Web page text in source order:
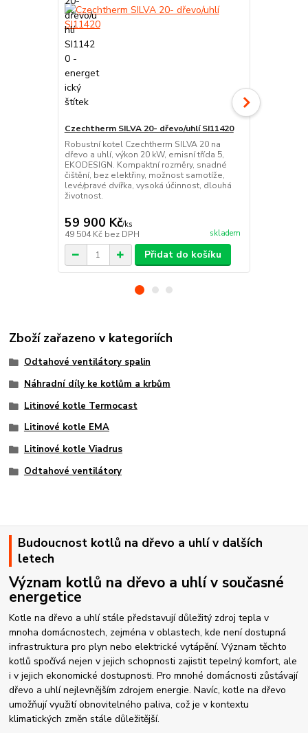
Czechtherm SILVA 20- dřevo/uhlí SI11420
Robustní kotel Czechtherm SILVA 20 na
dřevo a uhlí, výkon 20 kW, emisní třída 5,
EKODESIGN. Kompaktní rozměry, snadné
čištění, bez elektřiny, možnost samotíže,
levé/pravé dvířka, vysoká účinnost, dlouhá
životnost.
59 900 Kč/ks
49 504 Kč bez DPH skladem
Přidat do košíku
Zboží zařazeno v kategoriích
Odtahové ventilátory spalin
Náhradní díly ke kotlům a krbům
Litinové kotle Termocast
Litinové kotle EMA
Litinové kotle Viadrus
Odtahové ventilátory
Budoucnost kotlů na dřevo a uhlí v dalších
letech
Význam kotlů na dřevo a uhlí v současné
energetice
Kotle na dřevo a uhlí stále představují důležitý zdroj tepla v
mnoha domácnostech, zejména v oblastech, kde není dostupná
infrastruktura pro plyn nebo elektrické vytápění. Význam těchto
kotlů spočívá nejen v jejich schopnosti zajistit tepelný komfort, ale
i v jejich ekonomické dostupnosti. Pro mnohé domácnosti zůstávají
dřevo a uhlí nejlevnějším zdrojem energie. Navíc, kotle na dřevo
umožňují využití obnovitelného paliva, což je v kontextu
klimatických změn stále důležitější.